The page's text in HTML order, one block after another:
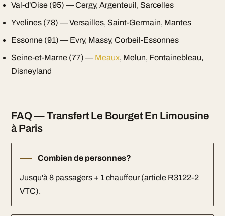
Val-d'Oise (95) — Cergy, Argenteuil, Sarcelles
Yvelines (78) — Versailles, Saint-Germain, Mantes
Essonne (91) — Evry, Massy, Corbeil-Essonnes
Seine-et-Marne (77) — Meaux, Melun, Fontainebleau,
Disneyland
FAQ — Transfert Le Bourget En Limousine
à Paris
Combien de personnes?
Jusqu'à 8 passagers + 1 chauffeur (article R3122-2
VTC).